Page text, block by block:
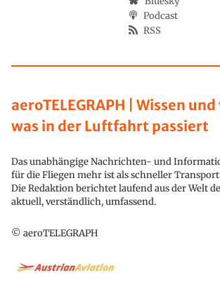
aeroTELEGRAPH | Wissen
was in der Luftfahrt passiert
Das unabhängige Nachrichten- und
für die Fliegen mehr ist als schneller
Die Redaktion berichtet laufend aus der Welt
aktuell, verständlich, umfassend.
© aeroTELEGRAPH
Podcast
RSS